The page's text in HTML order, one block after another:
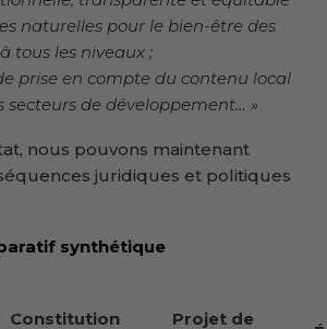
naturelles pour le bien-être des
tous les niveaux ;
prise en compte du contenu local
secteurs de développement… »
nous pouvons maintenant
juridiques et politiques
synthétique
Constitution
Projet de